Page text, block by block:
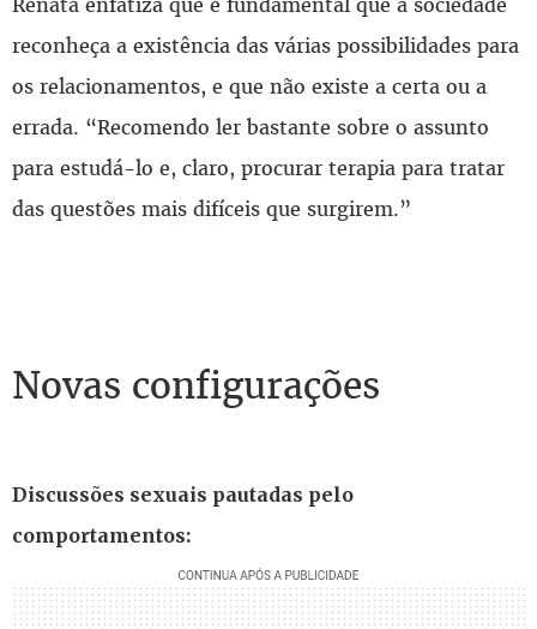
reconheça a existência das várias possibilidades para
os relacionamentos, e que não existe a certa ou a
errada. “Recomendo ler bastante sobre o assunto
para estudá-lo e, claro, procurar terapia para tratar
das questões mais difíceis que surgirem.”
Novas configurações
Discussões sexuais pautadas pelo
comportamentos: